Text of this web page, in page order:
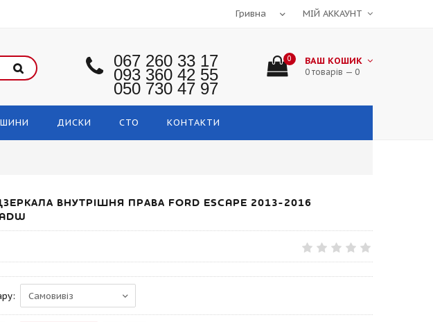
МІЙ АККАУНТ
067 260 33 17
093 360 42 55
050 730 47 97
0 ВАШ КОШИК
0 товарів — 0
ШИНИ ДИСКИ СТО КОНТАКТИ
ВНУТРІШНЯ ПРАВА FORD ESCAPE 2013-2016